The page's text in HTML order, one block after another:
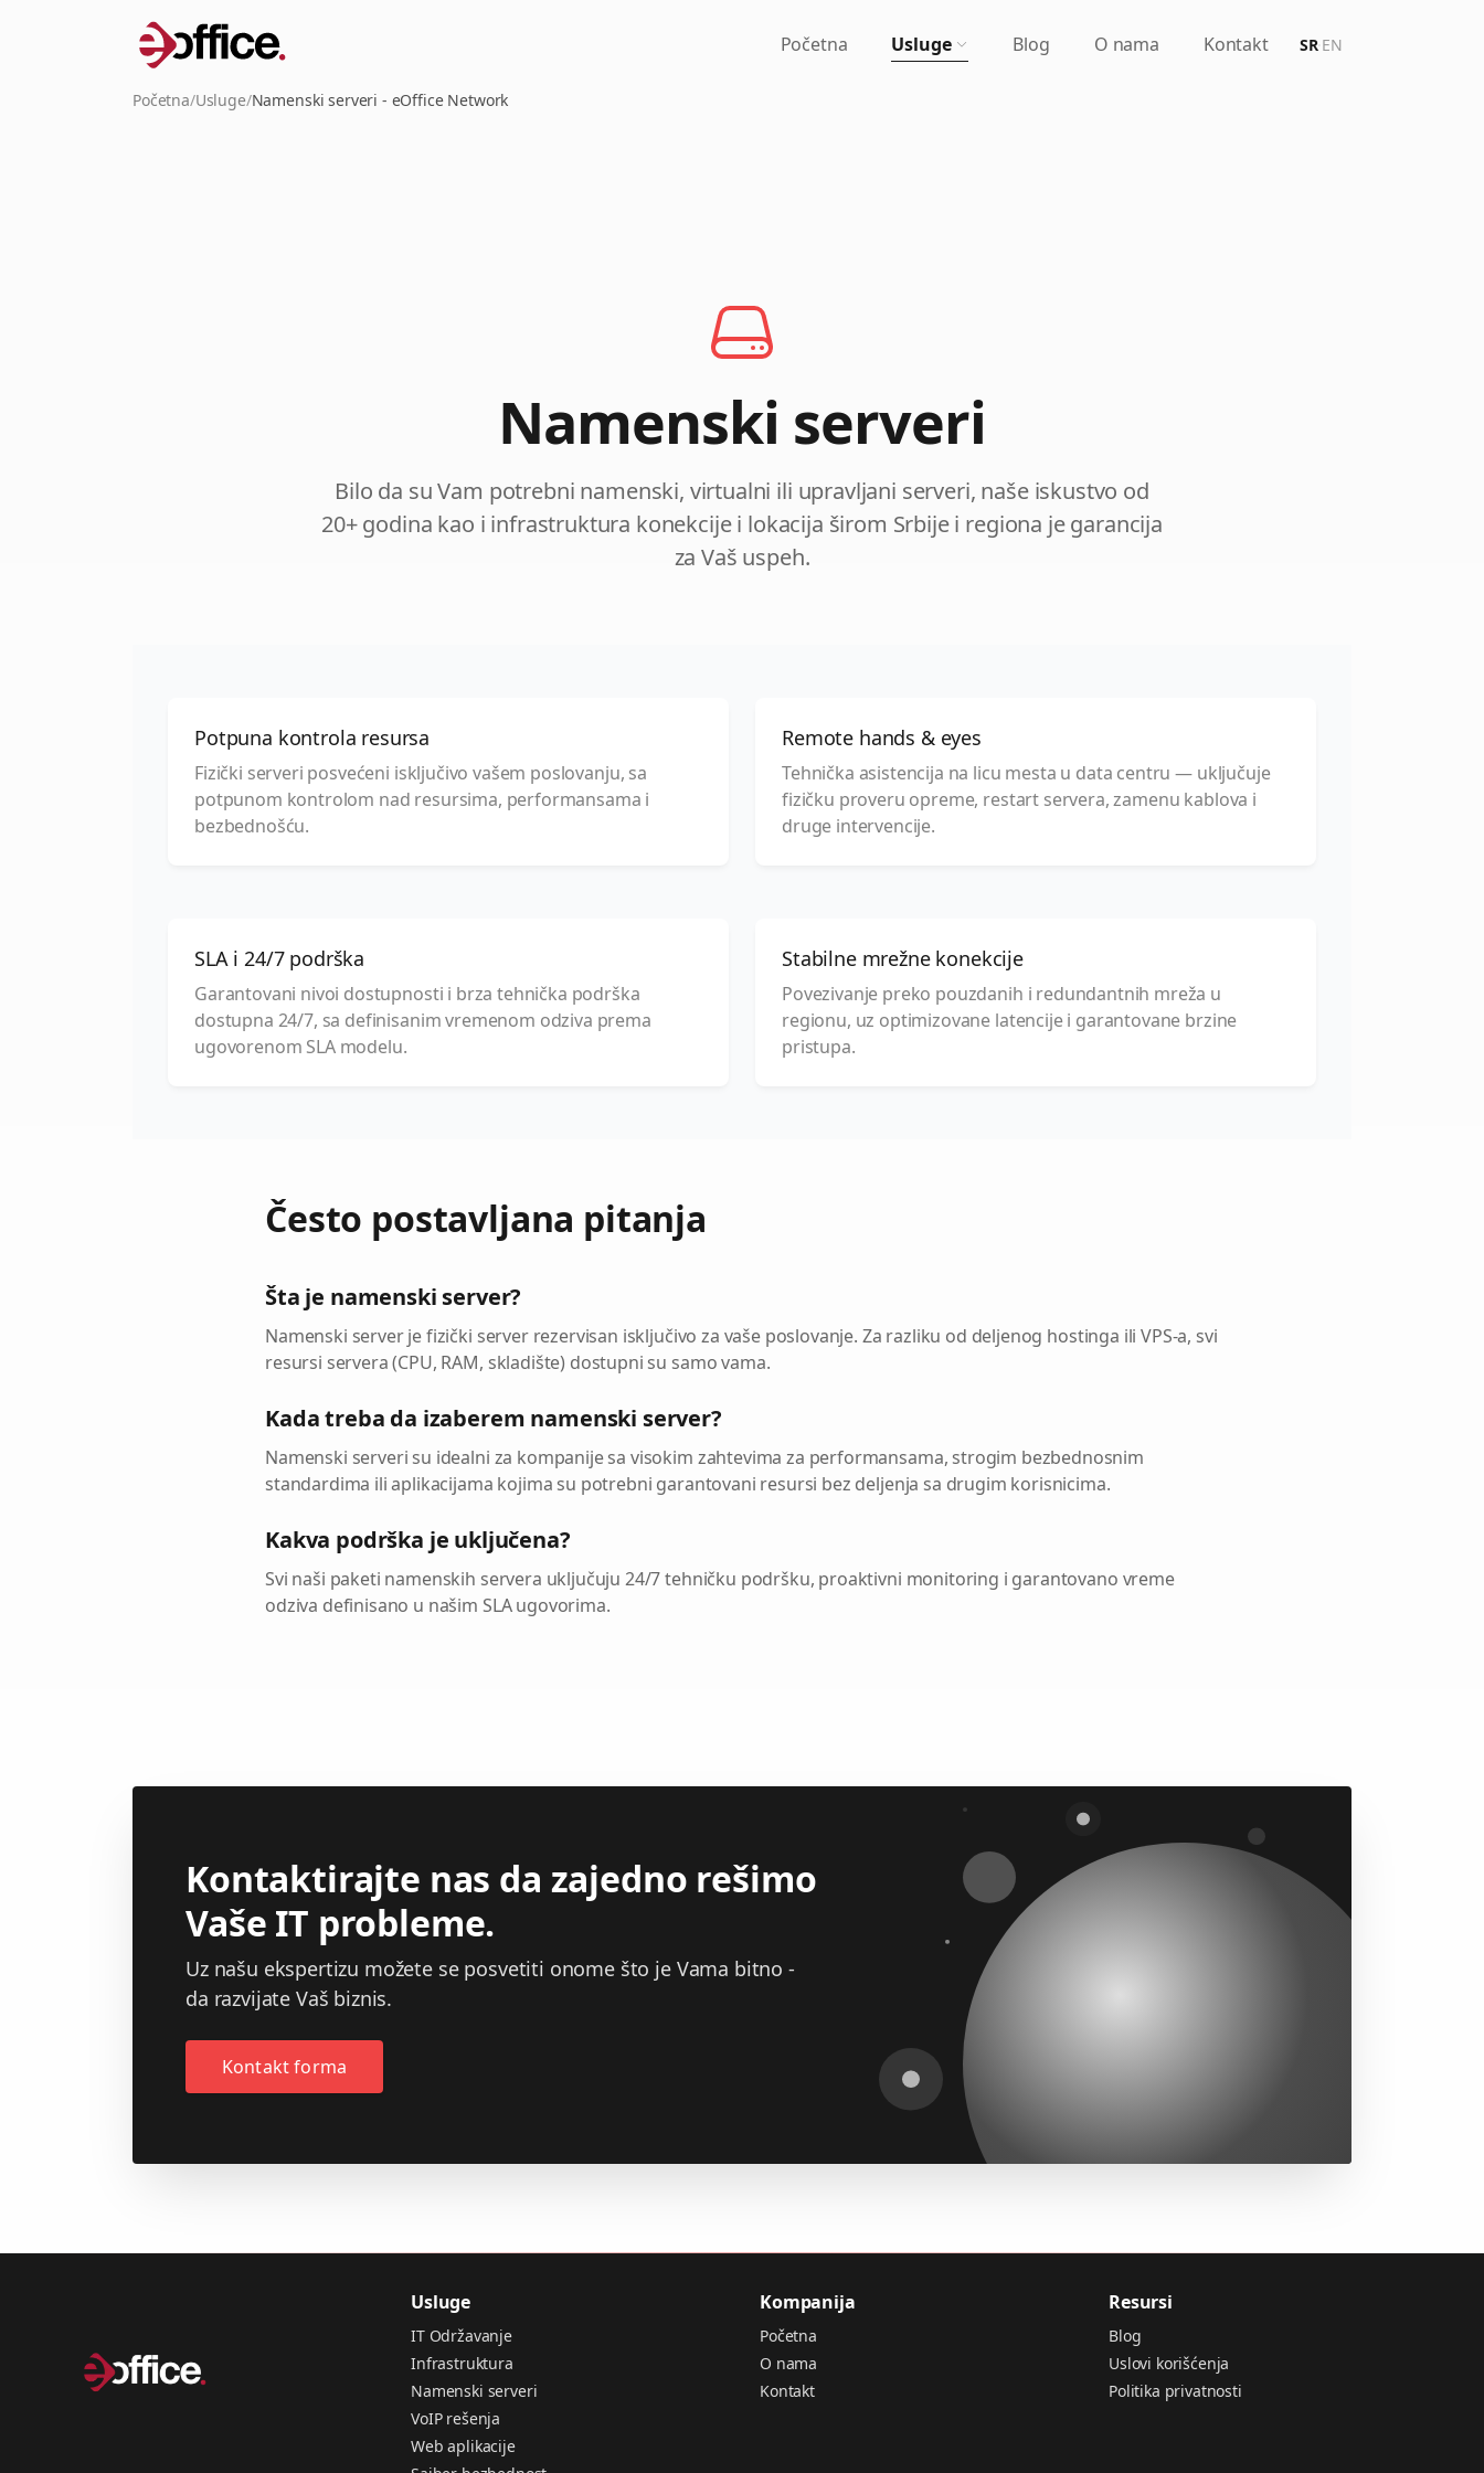
Početna Usluge Blog O nama Kontakt SR· EN
Početna/Usluge/Namenski serveri - eOffice Network
Namenski serveri
Bilo da su Vam potrebni namenski, virtualni ili upravljani serveri, naše iskustvo od
20+ godina kao i infrastruktura konekcije i lokacija širom Srbije i regiona je garancija
za Vaš uspeh.
Potpuna kontrola resursa
Fizički serveri posvećeni isključivo vašem poslovanju, sa
potpunom kontrolom nad resursima, performansama i
bezbednošću.
Remote hands & eyes
Tehnička asistencija na licu mesta u data centru — uključuje
fizičku proveru opreme, restart servera, zamenu kablova i
druge intervencije.
SLA i 24/7 podrška
Garantovani nivoi dostupnosti i brza tehnička podrška
dostupna 24/7, sa definisanim vremenom odziva prema
ugovorenom SLA modelu.
Stabilne mrežne konekcije
Povezivanje preko pouzdanih i redundantnih mreža u
regionu, uz optimizovane latencije i garantovane brzine
pristupa.
Često postavljana pitanja
Šta je namenski server?
Namenski server je fizički server rezervisan isključivo za vaše poslovanje. Za razliku od deljenog hostinga ili VPS-a, svi
resursi servera (CPU, RAM, skladište) dostupni su samo vama.
Kada treba da izaberem namenski server?
Namenski serveri su idealni za kompanije sa visokim zahtevima za performansama, strogim bezbednosnim
standardima ili aplikacijama kojima su potrebni garantovani resursi bez deljenja sa drugim korisnicima.
Kakva podrška je uključena?
Svi naši paketi namenskih servera uključuju 24/7 tehničku podršku, proaktivni monitoring i garantovano vreme
odziva definisano u našim SLA ugovorima.
Kontaktirajte nas da zajedno rešimo
Vaše IT probleme.
Uz našu ekspertizu možete se posvetiti onome što je Vama bitno -
da razvijate Vaš biznis.
Kontakt forma
Usluge
IT Održavanje
Infrastruktura
Namenski serveri
VoIP rešenja
Web aplikacije
Kompanija
Početna
O nama
Kontakt
Resursi
Blog
Uslovi korišćenja
Politika privatnosti